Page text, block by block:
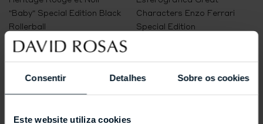
Consentir Detalhes Sobre os cookies
Este website utiliza cookies
"Baby" Special Edition Black
Rollerball
€590,00
Characters Enzo Ferrari
Special Edition